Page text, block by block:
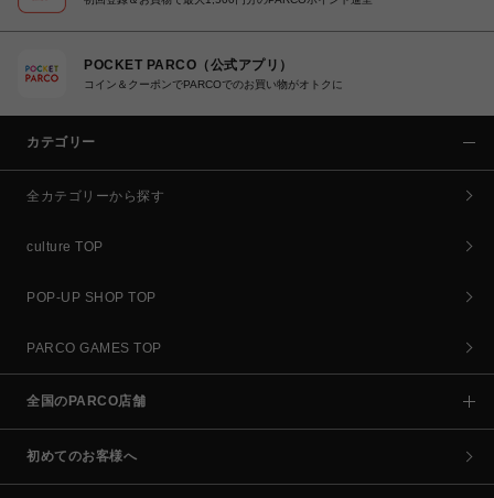
POCKET PARCO（公式アプリ）
コイン＆クーポンでPARCOでのお買い物がオトクに
カテゴリー
全カテゴリーから探す
culture TOP
POP-UP SHOP TOP
PARCO GAMES TOP
全国のPARCO店舗
初めてのお客様へ